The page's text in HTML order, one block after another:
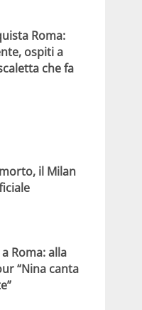
Roma:
ospiti a
che fa
il Milan
Roma: alla
“Nina canta